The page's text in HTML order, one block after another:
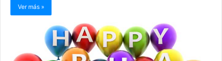
Ver más »